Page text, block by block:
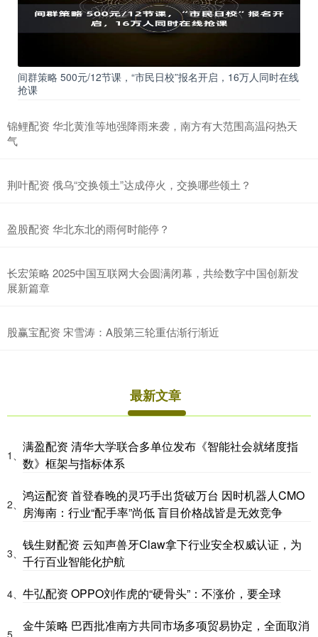
间群策略 500元/12节课，“市民日校”报名开启，16万人同时在线
抢课
锦鲤配资 华北黄淮等地强降雨来袭，南方有大范围高温闷热天
气
荆叶配资 俄乌“交换领土”达成停火，交换哪些领土？
盈股配资 华北东北的雨何时能停？
长宏策略 2025中国互联网大会圆满闭幕，共绘数字中国创新发
展新篇章
股赢宝配资 宋雪涛：A股第三轮重估渐行渐近
最新文章
1、
满盈配资 清华大学联合多单位发布《智能社会就绪度指
数》框架与指标体系
2、
鸿运配资 首登春晚的灵巧手出货破万台 因时机器人CMO
房海南：行业“配手率”尚低 盲目价格战皆是无效竞争
3、
钱生财配资 云知声兽牙Claw拿下行业安全权威认证，为
千行百业智能化护航
4、 牛弘配资 OPPO刘作虎的“硬骨头”：不涨价，要全球
金牛策略 巴西批准南方共同市场多项贸易协定，全面取消